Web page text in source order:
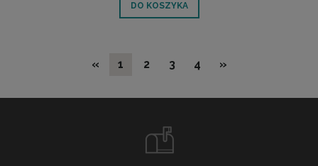
DO KOSZYKA
« 1 2 3 4 »